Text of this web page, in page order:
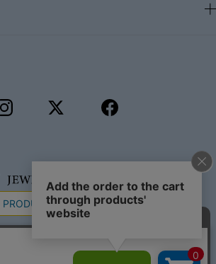
©F.D.C.PRODUCTS INC.